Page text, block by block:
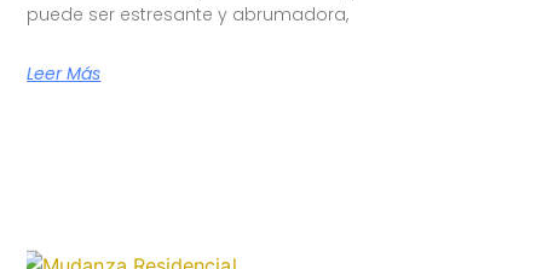
puede ser estresante y abrumadora,
Leer Más